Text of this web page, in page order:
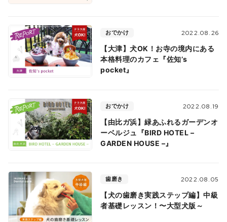
おでかけ 2022.08.26
【大津】犬OK！お寺の境内にある
本格料理のカフェ『佐知’s
pocket』
おでかけ 2022.08.19
【由比ガ浜】緑あふれるガーデンオ
ーベルジュ『BIRD HOTEL –
GARDEN HOUSE –』
歯磨き 2022.08.05
【犬の歯磨き実践ステップ編】中級
者基礎レッスン！〜大型犬版～